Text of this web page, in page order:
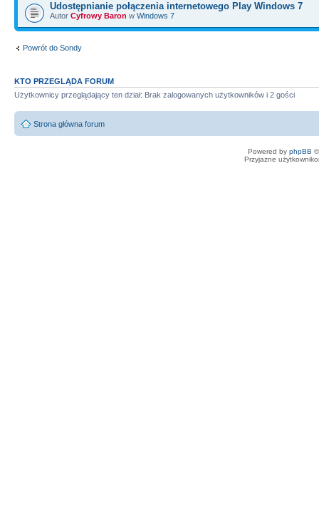
Udostępnianie połączenia internetowego Play Windows 7
Autor Cyfrowy Baron w Windows 7
Powrót do Sondy
KTO PRZEGLĄDA FORUM
Użytkownicy przeglądający ten dział: Brak zalogowanych użytkowników i 2 gości
Strona główna forum
Powered by phpBB
Przyjazne